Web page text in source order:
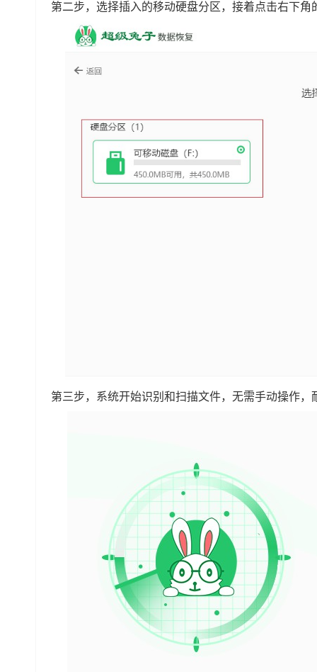
第二步，选择插入的移动硬盘分区，接着点击右下角
第三步，系统开始识别和扫描文件，无需手动操作，